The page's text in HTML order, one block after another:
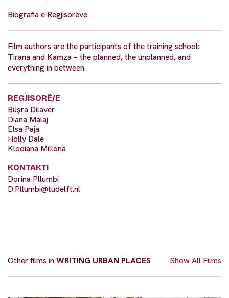
Biografia e Regjisorëve
Film authors are the participants of the training school:
Tirana and Kamza – the planned, the unplanned, and
everything in between.
REGJISORË/E
Büşra Dilaver
Diana Malaj
Elsa Paja
Holly Dale
Klodiana Millona
KONTAKTI
Dorina Pllumbi
D.Pllumbi@tudelft.nl
Other films inWRITING URBAN PLACES Show All Films